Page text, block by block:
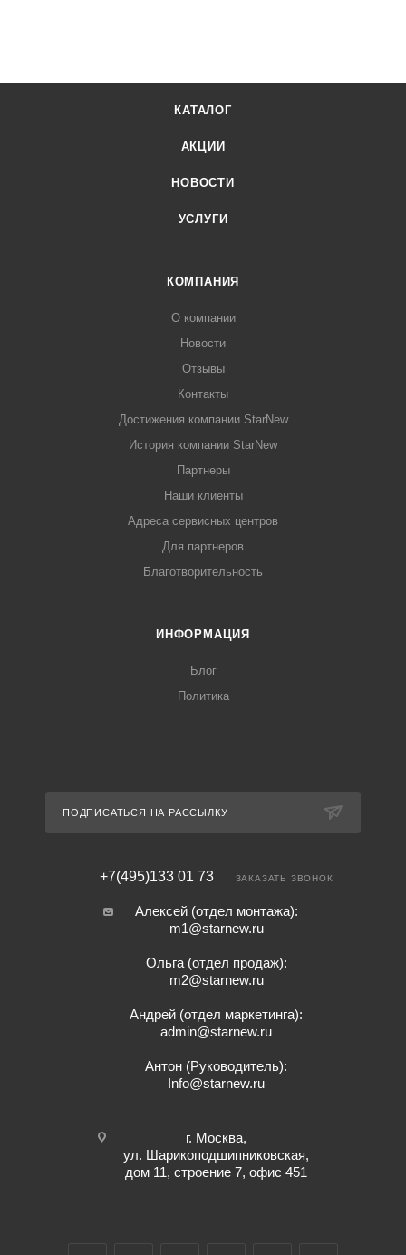
КАТАЛОГ
АКЦИИ
НОВОСТИ
УСЛУГИ
КОМПАНИЯ
О компании
Новости
Отзывы
Контакты
Достижения компании StarNew
История компании StarNew
Партнеры
Наши клиенты
Адреса сервисных центров
Для партнеров
Благотворительность
ИНФОРМАЦИЯ
Блог
Политика
ПОДПИСАТЬСЯ НА РАССЫЛКУ
+7(495)133 01 73 ЗАКАЗАТЬ ЗВОНОК
Алексей (отдел монтажа):
m1@starnew.ru
Ольга (отдел продаж):
m2@starnew.ru
Андрей (отдел маркетинга):
admin@starnew.ru
Антон (Руководитель):
Info@starnew.ru
г. Москва,
ул. Шарикоподшипниковская,
дом 11, строение 7, офис 451